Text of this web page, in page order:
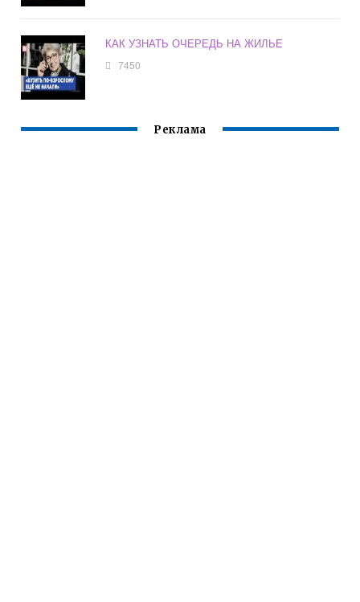
КАК УЗНАТЬ ОЧЕРЕДЬ НА ЖИЛЬЕ
7450
Реклама